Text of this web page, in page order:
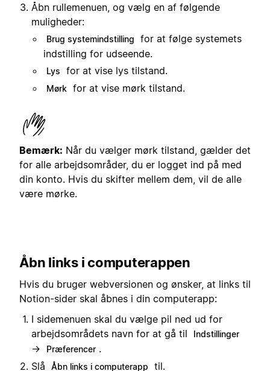
Åbn rullemenuen, og vælg en af følgende
muligheder:
Brug systemindstilling
for at følge systemets
indstilling for udseende.
Lys for at vise lys tilstand.
Mørk for at vise mørk tilstand.
Bemærk: Når du vælger mørk tilstand, gælder det
for alle arbejdsområder, du er logget ind på med
din konto. Hvis du skifter mellem dem, vil de alle
være mørke.
Åbn links i computerappen
Hvis du bruger webversionen og ønsker, at links til
Notion-sider skal åbnes i din computerapp:
I sidemenuen skal du vælge pil ned ud for
arbejdsområdets navn for at gå til
Indstillinger
→ Præferencer .
Slå
Åbn links i computerapp til.